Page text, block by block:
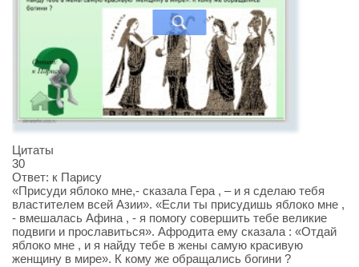
Цитаты
30
Ответ: к Парису
«Присуди яблоко мне,- сказала Гера , – и я сделаю тебя
властителем всей Азии». «Если ты присудишь яблоко мне ,
- вмешалась Афина , - я помогу совершить тебе великие
подвиги и прославиться». Афродита ему сказала : «Отдай
яблоко мне , и я найду тебе в жены самую красивую
женщину в мире». К кому же обращались богини ?